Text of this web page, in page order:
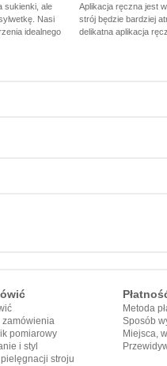
sukienki, ale
Nasi
idealnego
Aplikacja ręczna jest
strój będzie bardziej
delikatna aplikacja
pomiarowy
i styl
stroju
Metoda
Sposób
Miejsca,